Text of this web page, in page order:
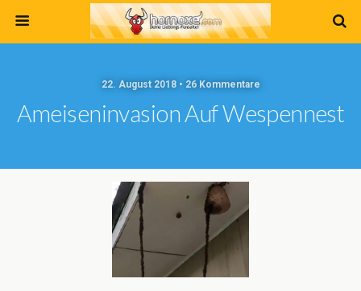
22. August 2018 • 26 Kommentare
Ameiseninvasion Auf Wespennest